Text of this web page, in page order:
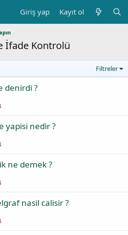
Giriş yap Kayıt ol
İfade Kontrolü
Filtreler
denirdi ?
yapisi nedir ?
ne demek ?
nasil calisir ?